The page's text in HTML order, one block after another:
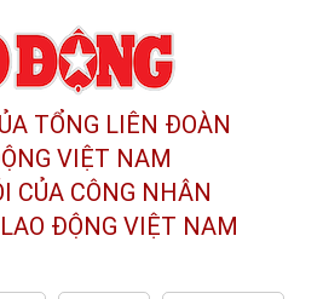
TỔNG LIÊN ĐOÀN
VIỆT NAM
CỦA CÔNG NHÂN
ĐỘNG VIỆT NAM